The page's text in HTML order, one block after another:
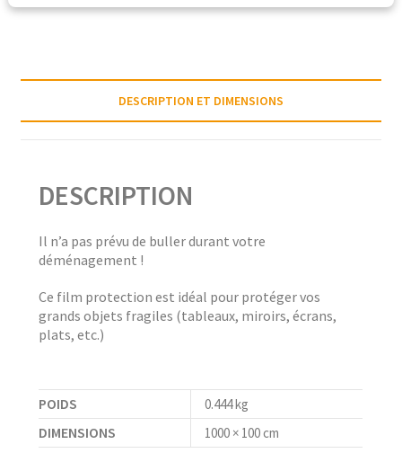
DESCRIPTION ET DIMENSIONS
DESCRIPTION
Il n’a pas prévu de buller durant votre
déménagement !
Ce film protection est idéal pour protéger vos
grands objets fragiles (tableaux, miroirs, écrans,
plats, etc.)
POIDS 0.444 kg
DIMENSIONS 1000 × 100 cm